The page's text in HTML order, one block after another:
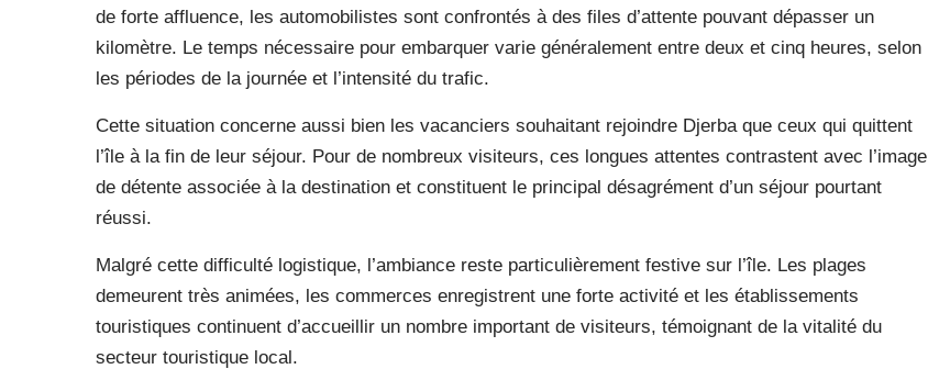
de forte affluence, les automobilistes sont confrontés à des files d’attente pouvant dépasser un
kilomètre. Le temps nécessaire pour embarquer varie généralement entre deux et cinq heures, selon
les périodes de la journée et l’intensité du trafic.
Cette situation concerne aussi bien les vacanciers souhaitant rejoindre Djerba que ceux qui quittent
l’île à la fin de leur séjour. Pour de nombreux visiteurs, ces longues attentes contrastent avec l’image
de détente associée à la destination et constituent le principal désagrément d’un séjour pourtant
réussi.
Malgré cette difficulté logistique, l’ambiance reste particulièrement festive sur l’île. Les plages
demeurent très animées, les commerces enregistrent une forte activité et les établissements
touristiques continuent d’accueillir un nombre important de visiteurs, témoignant de la vitalité du
secteur touristique local.